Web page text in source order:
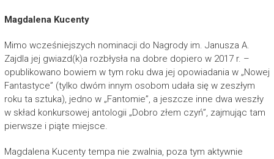
Magdalena Kucenty
Mimo wcześniejszych nominacji do Nagrody im. Janusza A.
Zajdla jej gwiazd(k)a rozbłysła na dobre dopiero w 2017 r. –
opublikowano bowiem w tym roku dwa jej opowiadania w „Nowej
Fantastyce” (tylko dwóm innym osobom udała się w zeszłym
roku ta sztuka), jedno w „Fantomie”, a jeszcze inne dwa weszły
w skład konkursowej antologii „Dobro złem czyń”, zajmując tam
pierwsze i piąte miejsce.
Magdalena Kucenty tempa nie zwalnia, poza tym aktywnie